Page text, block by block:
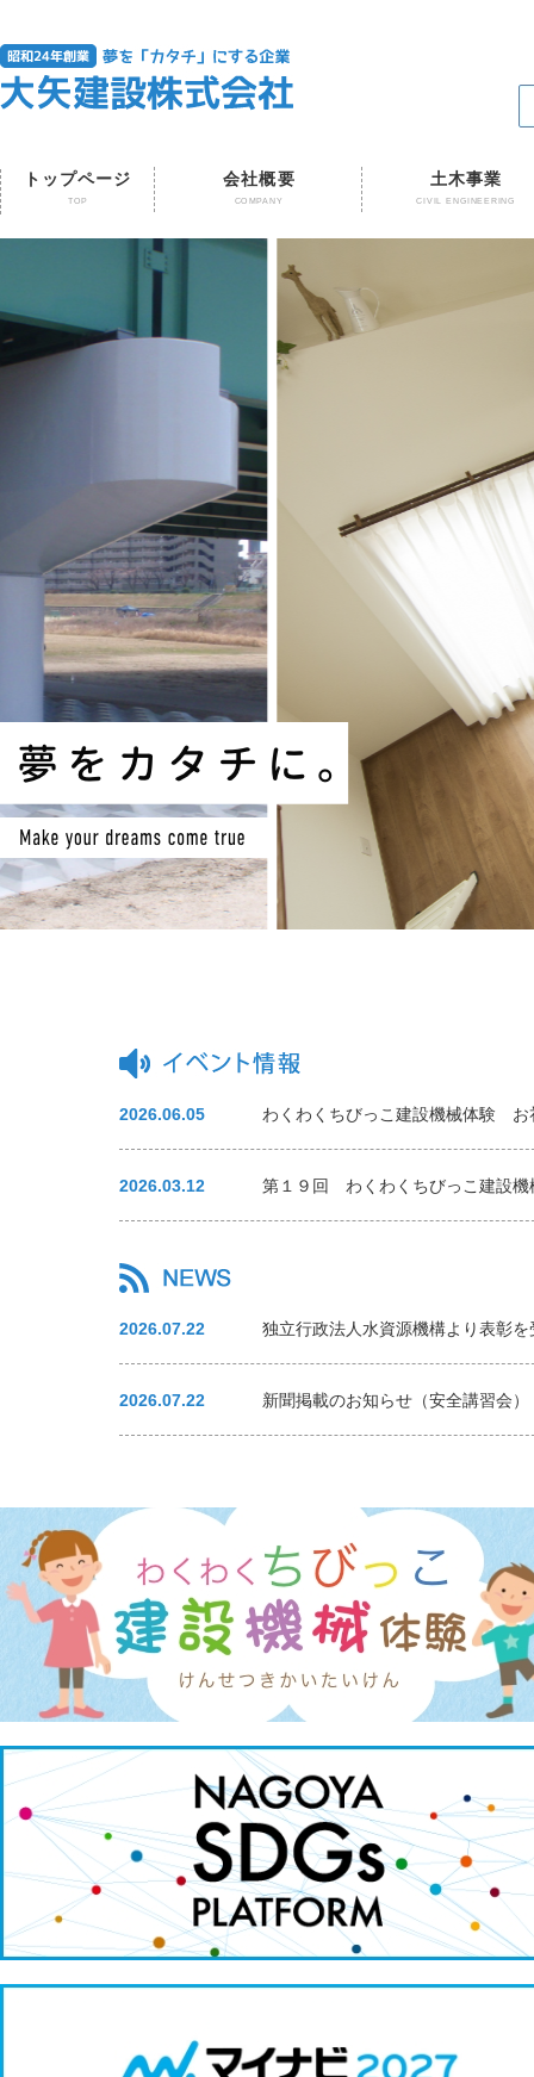
トップページ 会社概要 土木事業
2026.06.05 わくわくちびっこ建設機械体験 お
2026.03.12 第１９回 わくわくちびっこ建設
2026.07.22 独立行政法人水資源機構より表彰
2026.07.22 新聞掲載のお知らせ（安全講習会）